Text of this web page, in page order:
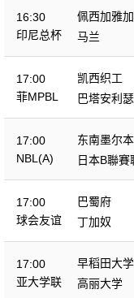
16:30
印尼总杯
佩西加雅
马兰
17:00
菲MPBL
凯西织工
巴塔安利
17:00
NBL(A)
东南墨尔
日本B聯賽
17:00
球会友谊
巴蜀府
丁加奴
17:00
亚大学联
早稻田大学
高丽大学